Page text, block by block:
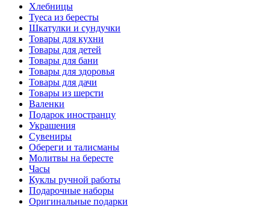
Хлебницы
Туеса из бересты
Шкатулки и сундучки
Товары для кухни
Товары для детей
Товары для бани
Товары для здоровья
Товары для дачи
Товары из шерсти
Валенки
Подарок иностранцу
Украшения
Сувениры
Обереги и талисманы
Молитвы на бересте
Часы
Куклы ручной работы
Подарочные наборы
Оригинальные подарки